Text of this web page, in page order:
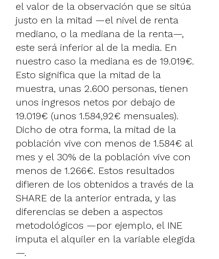
el valor de la observación que se sitúa
justo en la mitad —el nivel de renta
mediano, o la mediana de la renta—,
este será inferior al de la media. En
nuestro caso la mediana es de 19.019€.
Esto significa que la mitad de la
muestra, unas 2.600 personas, tienen
unos ingresos netos por debajo de
19.019€ (unos 1.584,92€ mensuales).
Dicho de otra forma, la mitad de la
población vive con menos de 1.584€ al
mes y el 30% de la población vive con
menos de 1.266€. Estos resultados
difieren de los obtenidos a través de la
SHARE de la anterior entrada, y las
diferencias se deben a aspectos
metodológicos —por ejemplo, el INE
imputa el alquiler en la variable elegida
—.